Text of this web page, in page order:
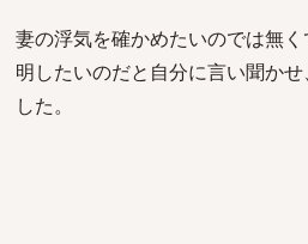
妻の浮気を確かめたいのでは無
明したいのだと自分に言い聞か
した。